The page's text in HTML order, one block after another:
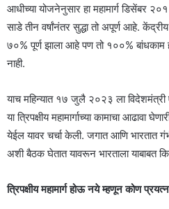
आधीच्या योजनेनुसार हा महामार्ग डिसेंबर
साडे तीन वर्षांनंतर सुद्धा तो अपूर्ण आहे.
७०% पूर्ण झाला आहे पण तो १००% बांधकाम
नाही.
याच महिन्यात १७ जुलै २०२३ ला विदेशमंत्री
या त्रिपक्षीय महामार्गाच्या कामाचा
येईल यावर चर्चा केली. जगात आणि भारतात
अशी बैठक घेतात यावरून भारताला याबाबत
त्रिपक्षीय महामार्ग होऊ नये म्हणून कोण